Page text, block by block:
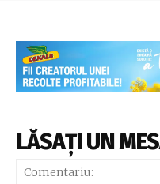
LĂSAȚI UN